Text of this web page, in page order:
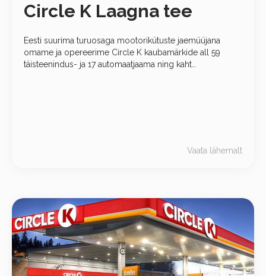
Circle K Laagna tee
Eesti suurima turuosaga mootorikütuste jaemüüjana
omame ja opereerime Circle K kaubamärkide all 59
täisteenindus- ja 17 automaatjaama ning kaht
Vaata lähemalt